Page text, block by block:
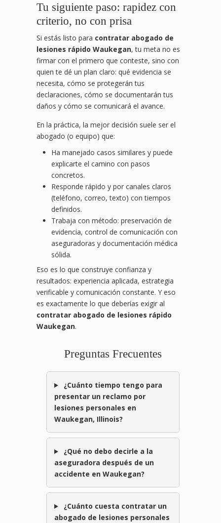
Tu siguiente paso: rapidez con
criterio, no con prisa
Si estás listo para contratar abogado de
lesiones rápido Waukegan, tu meta no es
firmar con el primero que conteste, sino con
quien te dé un plan claro: qué evidencia se
necesita, cómo se protegerán tus
declaraciones, cómo se documentarán tus
daños y cómo se comunicará el avance.
En la práctica, la mejor decisión suele ser el
abogado (o equipo) que:
Ha manejado casos similares y puede
explicarte el camino con pasos
concretos.
Responde rápido y por canales claros
(teléfono, correo, texto) con tiempos
definidos.
Trabaja con método: preservación de
evidencia, control de comunicación con
aseguradoras y documentación médica
sólida.
Eso es lo que construye confianza y
resultados: experiencia aplicada, estrategia
verificable y comunicación constante. Y eso
es exactamente lo que deberías exigir al
contratar abogado de lesiones rápido
Waukegan.
Preguntas Frecuentes
¿Cuánto tiempo tengo para
presentar un reclamo por
lesiones personales en
Waukegan, Illinois?
¿Qué no debo decirle a la
aseguradora después de un
accidente en Waukegan?
¿Cuánto cuesta contratar un
abogado de lesiones personales